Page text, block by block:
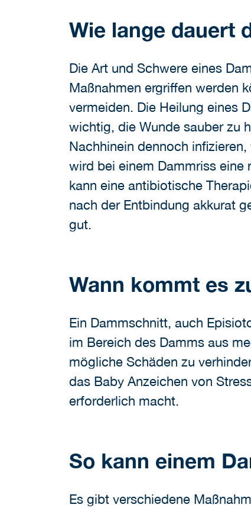
Wie lange dauert
Die Art und Schwere eines
Maßnahmen ergriffen werden
vermeiden. Die Heilung eines
wichtig, die Wunde sauber zu
Nachhinein dennoch
wird bei einem Dammriss eine
kann eine antibiotische
nach der Entbindung akkurat
gut.
Wann kommt es
Ein Dammschnitt, auch
im Bereich des Damms aus
mögliche Schäden zu
das Baby Anzeichen von
erforderlich macht.
So kann einem
Es gibt verschiedene